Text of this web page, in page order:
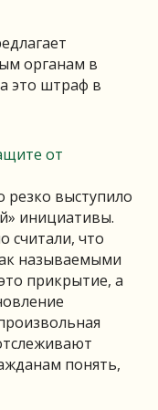
органам в
это штраф в
от
резко выступило
инициативы.
считали, что
называемыми
прикрытие, а
понять,